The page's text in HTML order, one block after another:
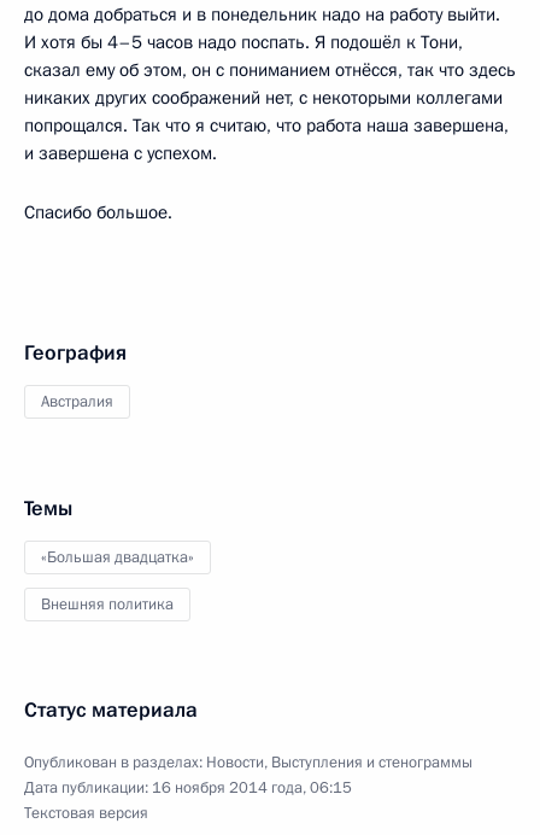
до дома добраться и в понедельник надо на работу выйти.
И хотя бы 4–5 часов надо поспать. Я подошёл к Тони,
сказал ему об этом, он с пониманием отнёсся, так что здесь
никаких других соображений нет, с некоторыми коллегами
попрощался. Так что я считаю, что работа наша завершена,
и завершена с успехом.
Спасибо большое.
География
Австралия
Темы
«Большая двадцатка»
Внешняя политика
Статус материала
Опубликован в разделах: Новости, Выступления и стенограммы
Дата публикации: 16 ноября 2014 года, 06:15
Текстовая версия